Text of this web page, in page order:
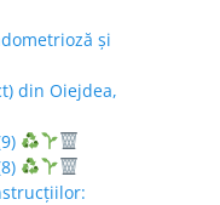
și
din Oiejdea,